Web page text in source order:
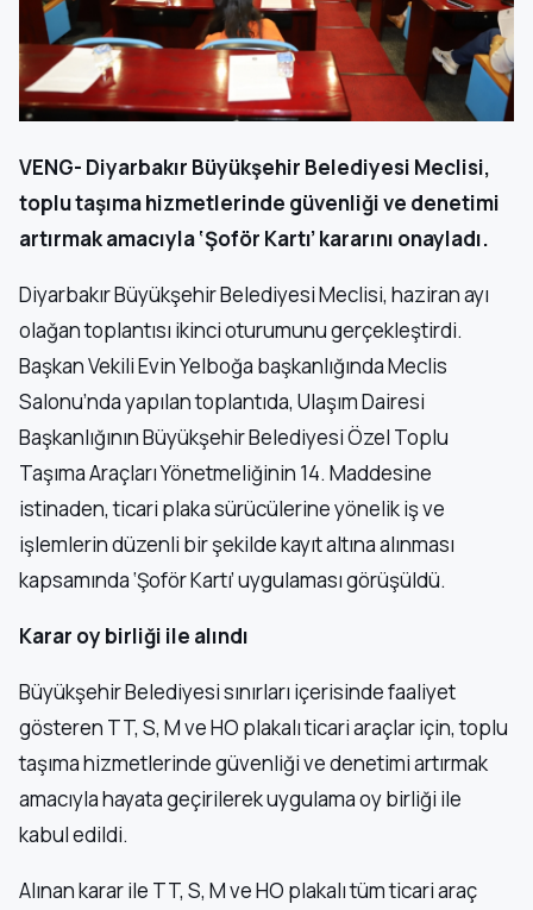
VENG- Diyarbakır Büyükşehir Belediyesi Meclisi,
toplu taşıma hizmetlerinde güvenliği ve denetimi
artırmak amacıyla ‘Şoför Kartı’ kararını onayladı.
Diyarbakır Büyükşehir Belediyesi Meclisi, haziran ayı
olağan toplantısı ikinci oturumunu gerçekleştirdi.
Başkan Vekili Evin Yelboğa başkanlığında Meclis
Salonu’nda yapılan toplantıda, Ulaşım Dairesi
Başkanlığının Büyükşehir Belediyesi Özel Toplu
Taşıma Araçları Yönetmeliğinin 14. Maddesine
istinaden, ticari plaka sürücülerine yönelik iş ve
işlemlerin düzenli bir şekilde kayıt altına alınması
kapsamında ‘Şoför Kartı’ uygulaması görüşüldü.
Karar oy birliği ile alındı
Büyükşehir Belediyesi sınırları içerisinde faaliyet
gösteren TT, S, M ve HO plakalı ticari araçlar için, toplu
taşıma hizmetlerinde güvenliği ve denetimi artırmak
amacıyla hayata geçirilerek uygulama oy birliği ile
kabul edildi.
Alınan karar ile TT, S, M ve HO plakalı tüm ticari araç